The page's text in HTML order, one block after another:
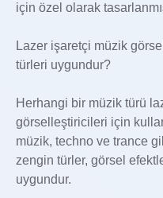
için özel olarak
Lazer işaretçi müzik
türleri uygundur?
Herhangi bir müzik türü
görselleştiricileri için
müzik, techno ve trance
zengin türler, görsel
uygundur.